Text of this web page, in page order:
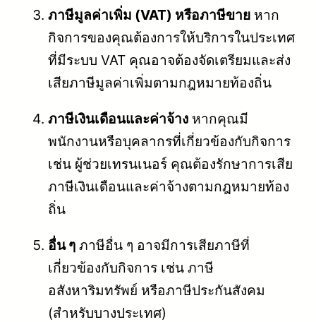
ภาษีมูลค่าเพิ่ม (VAT) หรือภาษีขาย หาก
กิจการของคุณต้องการให้บริการในประเทศ
ที่มีระบบ VAT คุณอาจต้องจัดเตรียมและส่ง
เสียภาษีมูลค่าเพิ่มตามกฎหมายท้องถิ่น
ภาษีเงินเดือนและค่าจ้าง หากคุณมี
พนักงานหรือบุคลากรที่เกี่ยวข้องกับกิจการ
เช่น ผู้ช่วยเทรนเนอร์ คุณต้องรักษาการเสีย
ภาษีเงินเดือนและค่าจ้างตามกฎหมายท้อง
ถิ่น
อื่น ๆ ภาษีอื่น ๆ อาจมีการเสียภาษีที่
เกี่ยวข้องกับกิจการ เช่น ภาษี
อสังหาริมทรัพย์ หรือภาษีประกันสังคม
(สำหรับบางประเทศ)